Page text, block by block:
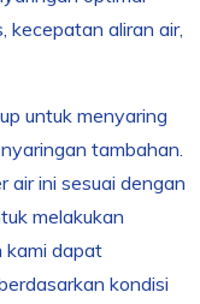
kecepatan aliran air,
untuk menyaring
tambahan.
air ini sesuai dengan
melakukan
kami dapat
kondisi